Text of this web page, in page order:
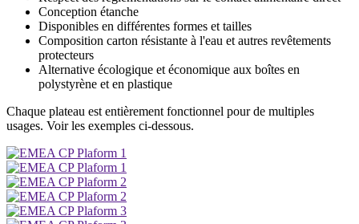
Conception étanche
Disponibles en différentes formes et tailles
Composition carton résistante à l'eau et autres revêtements
protecteurs
Alternative écologique et économique aux boîtes en
polystyrène et en plastique
Chaque plateau est entièrement fonctionnel pour de multiples
usages. Voir les exemples ci-dessous.